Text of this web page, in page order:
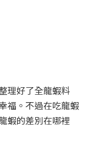
理好了全龍蝦料
福。不過在吃龍蝦
蝦的差別在哪裡